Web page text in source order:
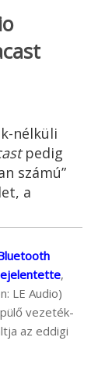
nélküli
pedig
számú”
a
,
LE Audio)
vezeték-
az eddigi